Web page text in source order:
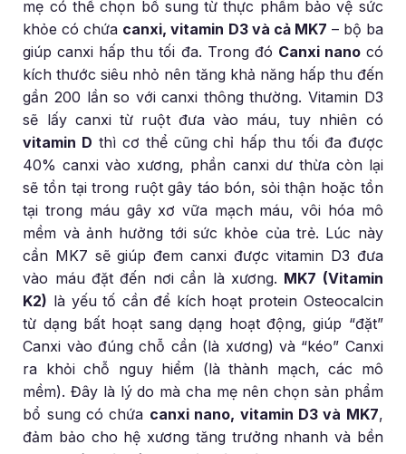
mẹ có thể chọn bổ sung từ thực phẩm bảo vệ sức
khỏe có chứa canxi, vitamin D3 và cả MK7 – bộ ba
giúp canxi hấp thu tối đa. Trong đó Canxi nanocó
kích thước siêu nhỏ nên tăng khả năng hấp thu đến
gần 200 lần so với canxi thông thường. Vitamin D3
sẽ lấy canxi từ ruột đưa vào máu, tuy nhiên có
vitamin D thì cơ thể cũng chỉ hấp thu tối đa được
40% canxi vào xương, phần canxi dư thừa còn lại
sẽ tồn tại trong ruột gây táo bón, sỏi thận hoặc tồn
tại trong máu gây xơ vữa mạch máu, vôi hóa mô
mềm và ảnh hưởng tới sức khỏe của trẻ. Lúc này
cần MK7 sẽ giúp đem canxi được vitamin D3 đưa
vào máu đặt đến nơi cần là xương. MK7 (Vitamin
K2) là yếu tố cần để kích hoạt protein Osteocalcin
từ dạng bất hoạt sang dạng hoạt động, giúp “đặt”
Canxi vào đúng chỗ cần (là xương) và “kéo” Canxi
ra khỏi chỗ nguy hiểm (là thành mạch, các mô
mềm). Đây là lý do mà cha mẹ nên chọn sản phẩm
bổ sung có chứa canxi nano, vitamin D3 và MK7,
đảm bảo cho hệ xương tăng trưởng nhanh và bền